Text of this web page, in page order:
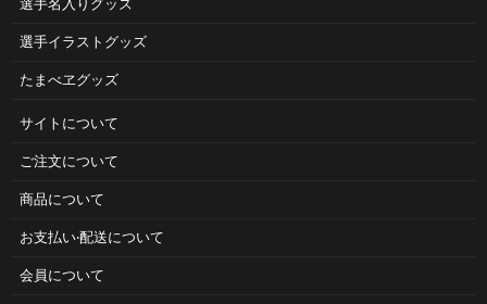
選手名入りグッズ
選手イラストグッズ
たまべヱグッズ
サイトについて
ご注⽂について
商品について
お⽀払い‧配送について
会員について